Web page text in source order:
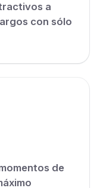
a
con sólo
de